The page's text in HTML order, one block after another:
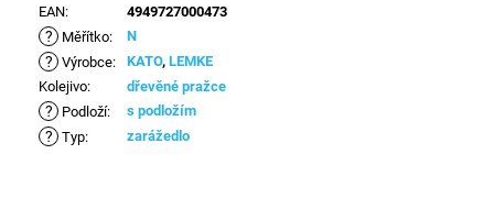
EAN: 4949727000473
? Měřítko: N
? Výrobce: KATO, LEMKE
Kolejivo: dřevěné pražce
? Podloží: s podložím
? Typ: zarážedlo